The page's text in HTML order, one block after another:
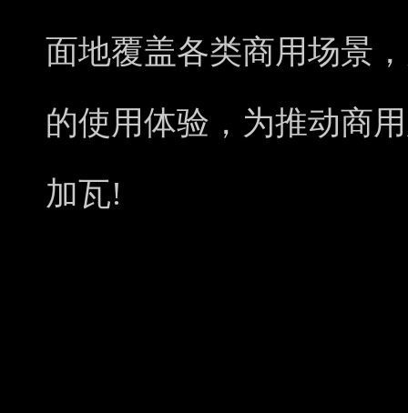
面地覆盖各类商用场景
的使用体验，为推动商
加瓦!